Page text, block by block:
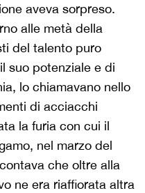
aveva sorpreso.
alle metà della
del talento puro
suo potenziale e di
lo chiamavano nello
di acciacchi
la furia con cui il
nel marzo del
che oltre alla
ne era riaffiorata altra